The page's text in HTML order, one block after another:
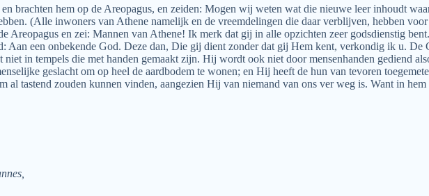
brachten hem op de Areopagus, en zeiden: Mogen wij weten wat die nieuwe leer inhoudt
(Alle inwoners van Athene namelijk en de vreemdelingen die daar verblijven, hebben
Areopagus en zei: Mannen van Athene! Ik merk dat gij in alle opzichten zeer godsdienstig
Aan een onbekende God. Deze dan, Die gij dient zonder dat gij Hem kent, verkondig ik u.
niet in tempels die met handen gemaakt zijn. Hij wordt ook niet door mensenhanden gediend
geslacht om op heel de aardbodem te wonen; en Hij heeft de hun van tevoren
al tastend zouden kunnen vinden, aangezien Hij van niemand van ons ver weg is. Want in